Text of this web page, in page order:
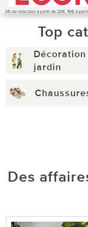
Top
Décoration
jardin
Des